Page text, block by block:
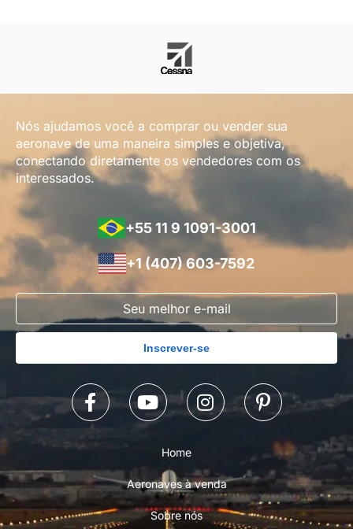
Nós ajudamos você a comprar ou vender sua
aeronave de uma maneira simples e objetiva,
conectando diretamente os vendedores com os
interessados.
+55 11 9 1091-3001
+1 (407) 603-7592
Inscrever-se
Home
Aeronaves à venda
Sobre nós